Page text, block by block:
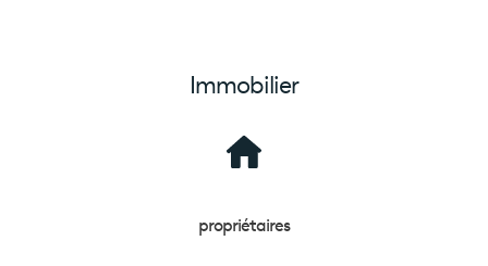
Immobilier
propriétaires